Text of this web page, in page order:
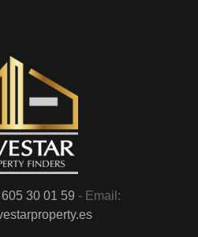
30 01 59 - Email: